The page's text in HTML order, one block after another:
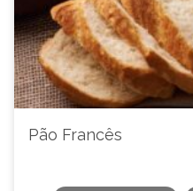
Pão Francês